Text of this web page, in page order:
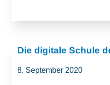
Die digitale Schule
8. September 2020